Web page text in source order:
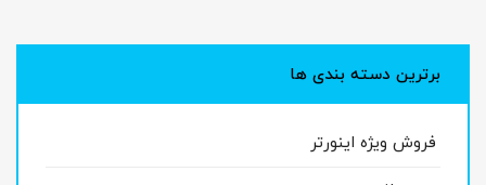
برترین دسته بندی ها
فروش ویژه اینورتر